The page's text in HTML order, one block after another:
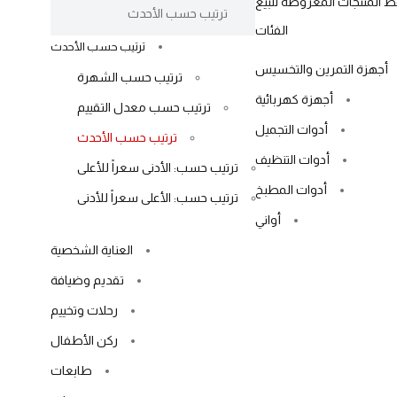
ترتيب حسب الأحدث
ترتيب حسب الشهرة
ترتيب حسب معدل التقييم
ترتيب حسب الأحدث
ترتيب حسب: الأدنى سعراً للأعلى
ترتيب حسب: الأعلى سعراً للأدنى
الفئات
أجهزة التمرين والتخسيس
أجهزة كهربائية
أدوات التجميل
أدوات التنظيف
أدوات المطبخ
أواني
العناية الشخصية
تقديم وضيافة
رحلات وتخييم
ركن الأطفال
طابعات